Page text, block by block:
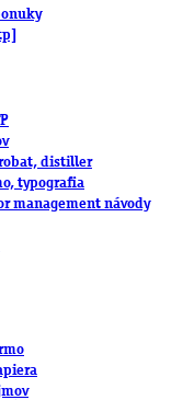
distiller
typografia
management návody